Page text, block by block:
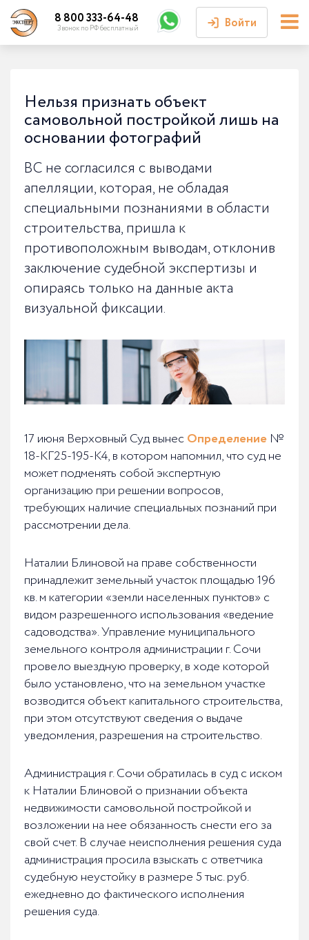
Войти
Личный кабинет
8 800 333-64-48
Звонок по РФ бесплатный
Нельзя признать объект
самовольной постройкой лишь на
основании фотографий
ВС не согласился с выводами
апелляции, которая, не обладая
специальными познаниями в области
строительства, пришла к
противоположным выводам, отклонив
заключение судебной экспертизы и
опираясь только на данные акта
визуальной фиксации.
17 июня Верховный Суд вынесОпределение №
18-КГ25-195-К4, в котором напомнил, что суд не
может подменять собой экспертную
организацию при решении вопросов,
требующих наличие специальных познаний при
рассмотрении дела.
Наталии Блиновой на праве собственности
принадлежит земельный участок площадью 196
кв. м категории «земли населенных пунктов» с
видом разрешенного использования «ведение
садоводства». Управление муниципального
земельного контроля администрации г. Сочи
провело выездную проверку, в ходе которой
было установлено, что на земельном участке
возводится объект капитального строительства,
при этом отсутствуют сведения о выдаче
уведомления, разрешения на строительство.
Администрация г. Сочи обратилась в суд с иском
к Наталии Блиновой о признании объекта
недвижимости самовольной постройкой и
возложении на нее обязанность снести его за
свой счет. В случае неисполнения решения суда
администрация просила взыскать с ответчика
судебную неустойку в размере 5 тыс. руб.
ежедневно до фактического исполнения
решения суда.